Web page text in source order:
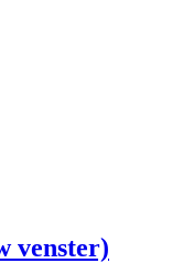
venster)